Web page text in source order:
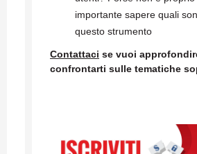
importante sapere quali
questo strumento
Contattaci se vuoi
confrontarti sulle tematiche